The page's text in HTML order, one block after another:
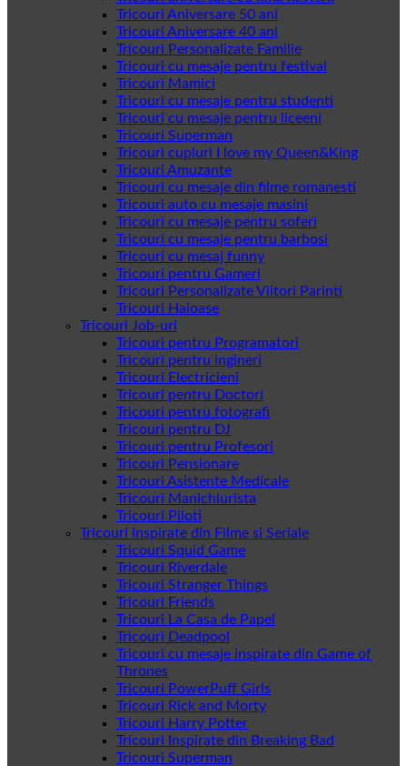
Tricouri Aniversare 50 ani
Tricouri Aniversare 40 ani
Tricouri Personalizate Familie
Tricouri cu mesaje pentru festival
Tricouri Mamici
Tricouri cu mesaje pentru studenti
Tricouri cu mesaje pentru liceeni
Tricouri Superman
Tricouri cupluri I love my Queen&King
Tricouri Amuzante
Tricouri cu mesaje din filme romanesti
Tricouri auto cu mesaje masini
Tricouri cu mesaje pentru soferi
Tricouri cu mesaje pentru barbosi
Tricouri cu mesaj funny
Tricouri pentru Gameri
Tricouri Personalizate Viitori Parinti
Tricouri Haioase
Tricouri Job-uri
Tricouri pentru Programatori
Tricouri pentru ingineri
Tricouri Electricieni
Tricouri pentru Doctori
Tricouri pentru fotografi
Tricouri pentru DJ
Tricouri pentru Profesori
Tricouri Pensionare
Tricouri Asistente Medicale
Tricouri Manichiurista
Tricouri Piloti
Tricouri inspirate din Filme si Seriale
Tricouri Squid Game
Tricouri Riverdale
Tricouri Stranger Things
Tricouri Friends
Tricouri La Casa de Papel
Tricouri Deadpool
Tricouri cu mesaje inspirate din Game of
Thrones
Tricouri PowerPuff Girls
Tricouri Rick and Morty
Tricouri Harry Potter
Tricouri Inspirate din Breaking Bad
Tricouri Superman